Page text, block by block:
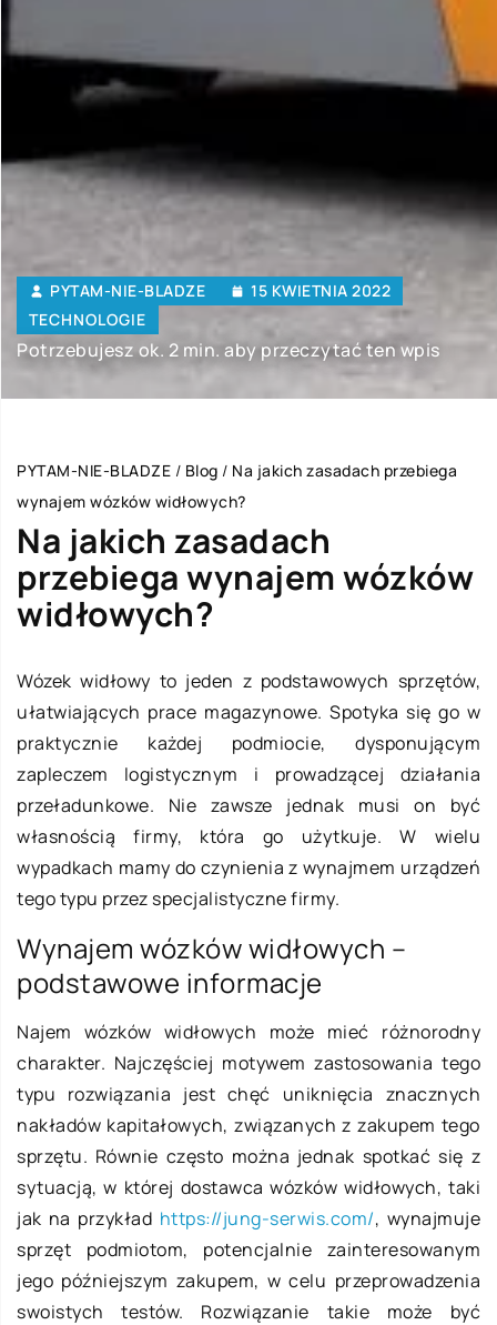
PYTAM-NIE-BLADZE
15 KWIETNIA 2022
TECHNOLOGIE
Potrzebujesz ok. 2 min. aby przeczytać ten wpis
PYTAM-NIE-BLADZE / Blog / Na jakich zasadach przebiega
wynajem wózków widłowych?
Na jakich zasadach
przebiega wynajem wózków
widłowych?
Wózek widłowy to jeden z podstawowych sprzętów,
ułatwiających prace magazynowe. Spotyka się go w
praktycznie każdej podmiocie, dysponującym
zapleczem logistycznym i prowadzącej działania
przeładunkowe. Nie zawsze jednak musi on być
własnością firmy, która go użytkuje. W wielu
wypadkach mamy do czynienia z wynajmem urządzeń
tego typu przez specjalistyczne firmy.
Wynajem wózków widłowych –
podstawowe informacje
Najem wózków widłowych może mieć różnorodny
charakter. Najczęściej motywem zastosowania tego
typu rozwiązania jest chęć uniknięcia znacznych
nakładów kapitałowych, związanych z zakupem tego
sprzętu. Równie często można jednak spotkać się z
sytuacją, w której dostawca wózków widłowych, taki
jak na przykład https://jung-serwis.com/, wynajmuje
sprzęt podmiotom, potencjalnie zainteresowanym
jego późniejszym zakupem, w celu przeprowadzenia
swoistych testów. Rozwiązanie takie może być